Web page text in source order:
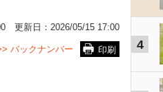
更新日： 2026/05/15 17:00
印刷
バックナンバー 4